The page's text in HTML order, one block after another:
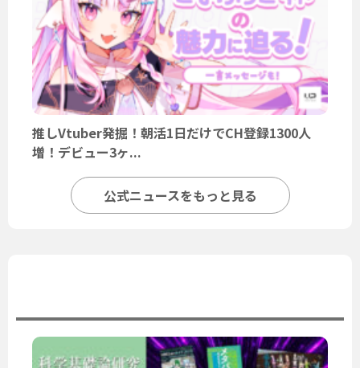
推しVtuber発掘！朝活1日だけでCH登録1300人
増！デビュー3ヶ...
公式ニュースをもっと見る